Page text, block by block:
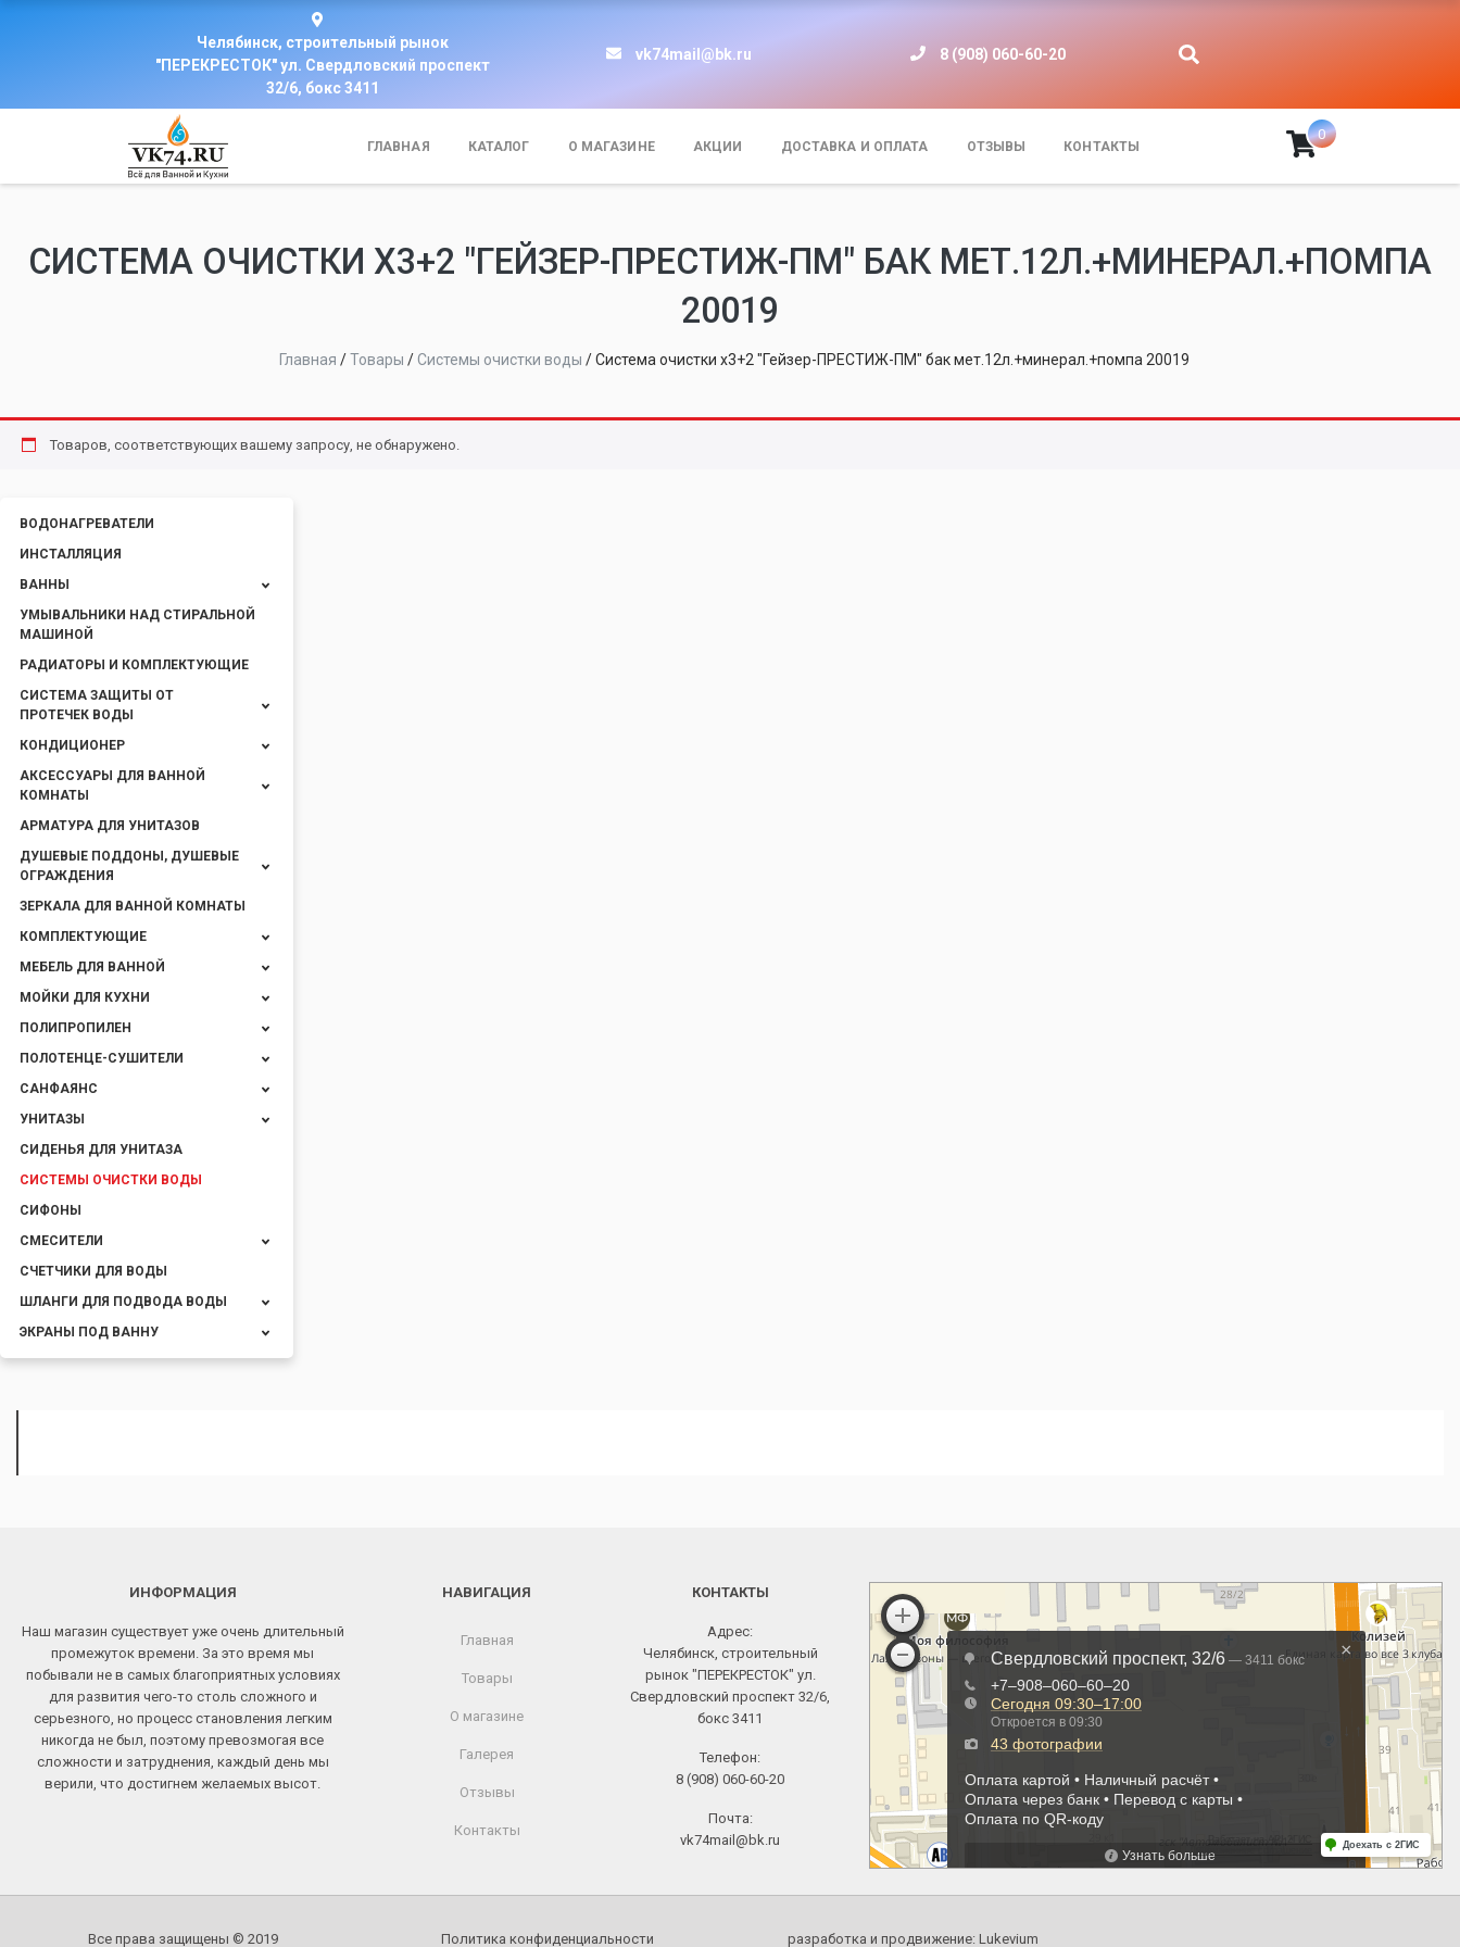
Челябинск, строительный рынок
"ПЕРЕКРЕСТОК" ул. Свердловский проспект
32/6, бокс 3411
vk74mail@bk.ru 8 (908) 060-60-20
ГЛАВНАЯ КАТАЛОГ О МАГАЗИНЕ АКЦИИ ДОСТАВКА И ОПЛАТА ОТЗЫВЫ КОНТАКТЫ
0
СИСТЕМА ОЧИСТКИ Х3+2 "ГЕЙЗЕР-ПРЕСТИЖ-ПМ" БАК МЕТ.12Л.+МИНЕРАЛ.+ПОМПА
20019
Главная /Товары /Системы очистки воды /Система очистки х3+2 "Гейзер-ПРЕСТИЖ-ПМ" бак мет.12л.+минерал.+помпа 20019
Товаров, соответствующих вашему запросу, не обнаружено.
ВОДОНАГРЕВАТЕЛИ
ИНСТАЛЛЯЦИЯ
ВАННЫ
УМЫВАЛЬНИКИ НАД СТИРАЛЬНОЙ
МАШИНОЙ
РАДИАТОРЫ И КОМПЛЕКТУЮЩИЕ
СИСТЕМА ЗАЩИТЫ ОТ
ПРОТЕЧЕК ВОДЫ
КОНДИЦИОНЕР
АКСЕССУАРЫ ДЛЯ ВАННОЙ
КОМНАТЫ
АРМАТУРА ДЛЯ УНИТАЗОВ
ДУШЕВЫЕ ПОДДОНЫ, ДУШЕВЫЕ
ОГРАЖДЕНИЯ
ЗЕРКАЛА ДЛЯ ВАННОЙ КОМНАТЫ
КОМПЛЕКТУЮЩИЕ
МЕБЕЛЬ ДЛЯ ВАННОЙ
МОЙКИ ДЛЯ КУХНИ
ПОЛИПРОПИЛЕН
ПОЛОТЕНЦЕ-СУШИТЕЛИ
САНФАЯНС
УНИТАЗЫ
СИДЕНЬЯ ДЛЯ УНИТАЗА
СИСТЕМЫ ОЧИСТКИ ВОДЫ
СИФОНЫ
СМЕСИТЕЛИ
СЧЕТЧИКИ ДЛЯ ВОДЫ
ШЛАНГИ ДЛЯ ПОДВОДА ВОДЫ
ЭКРАНЫ ПОД ВАННУ
ИНФОРМАЦИЯ
Наш магазин существует уже очень длительный
промежуток времени. За это время мы
побывали не в самых благоприятных условиях
для развития чего-то столь сложного и
серьезного, но процесс становления легким
никогда не был, поэтому превозмогая все
сложности и затруднения, каждый день мы
верили, что достигнем желаемых высот.
НАВИГАЦИЯ
Главная
Товары
О магазине
Галерея
Отзывы
Контакты
КОНТАКТЫ
Адрес:
Челябинск, строительный
рынок "ПЕРЕКРЕСТОК" ул.
Свердловский проспект 32/6,
бокс 3411
Телефон:
8 (908) 060-60-20
Почта:
vk74mail@bk.ru
Все права защищены © 2019 Политика конфиденциальности разработка и продвижение: Lukevium